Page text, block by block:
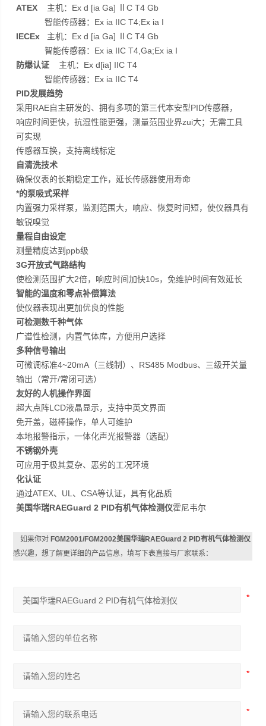
ATEX 主机：Ex d [ia Ga] ⅡC T4 Gb
智能传感器：Ex ia IIC T4;Ex ia I
IECEx
主机：Ex d [ia Ga] ⅡC T4 Gb
智能传感器：Ex ia IIC T4,Ga;Ex ia I
防爆认证 主机：Ex d[ia] IIC T4
智能传感器：Ex ia IIC T4
PID发展趋势
采用RAE自主研发的、拥有多项的第三代本安型PID传感器，
响应时间更快，抗湿性能更强，测量范围业界zui大；无需工具
可实现
传感器互换，支持离线标定
自清洗技术
确保仪表的长期稳定工作，延长传感器使用寿命
*的泵吸式采样
内置强力采样泵，监测范围大，响应、恢复时间短，使仪器具有
敏锐嗅觉
量程自由设定
测量精度达到ppb级
3G开放式气路结构
使检测范围扩大2倍，响应时间加快10s，免维护时间有效延长
智能的温度和零点补偿算法
使仪器表现出更加优良的性能
可检测数千种气体
广谱性检测，内置气体库，方便用户选择
多种信号输出
可微调标准4~20mA（三线制）、RS485 Modbus、三级开关量
输出（常开/常闭可选）
友好的人机操作界面
超大点阵LCD液晶显示，支持中英文界面
免开盖，磁棒操作，单人可维护
本地报警指示，一体化声光报警器（选配）
不锈钢外壳
可应用于极其复杂、恶劣的工况环境
化认证
通过ATEX、UL、CSA等认证，具有化品质
美国华瑞RAEGuard 2 PID有机气体检测仪霍尼韦尔
如果你对 FGM2001/FGM2002美国华瑞RAEGuard 2 PID有机气体检测仪
感兴趣，想了解更详细的产品信息，填写下表直接与厂家联系：